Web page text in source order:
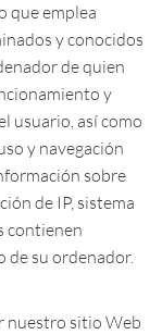
que emplea
y conocidos
de quien
y
usuario, así como
y navegación
sobre
de IP, sistema
contienen
de su ordenador.
nuestro sitio Web